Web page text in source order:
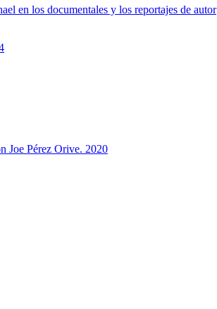
en los documentales y los reportajes de autor
Joe Pérez Orive. 2020